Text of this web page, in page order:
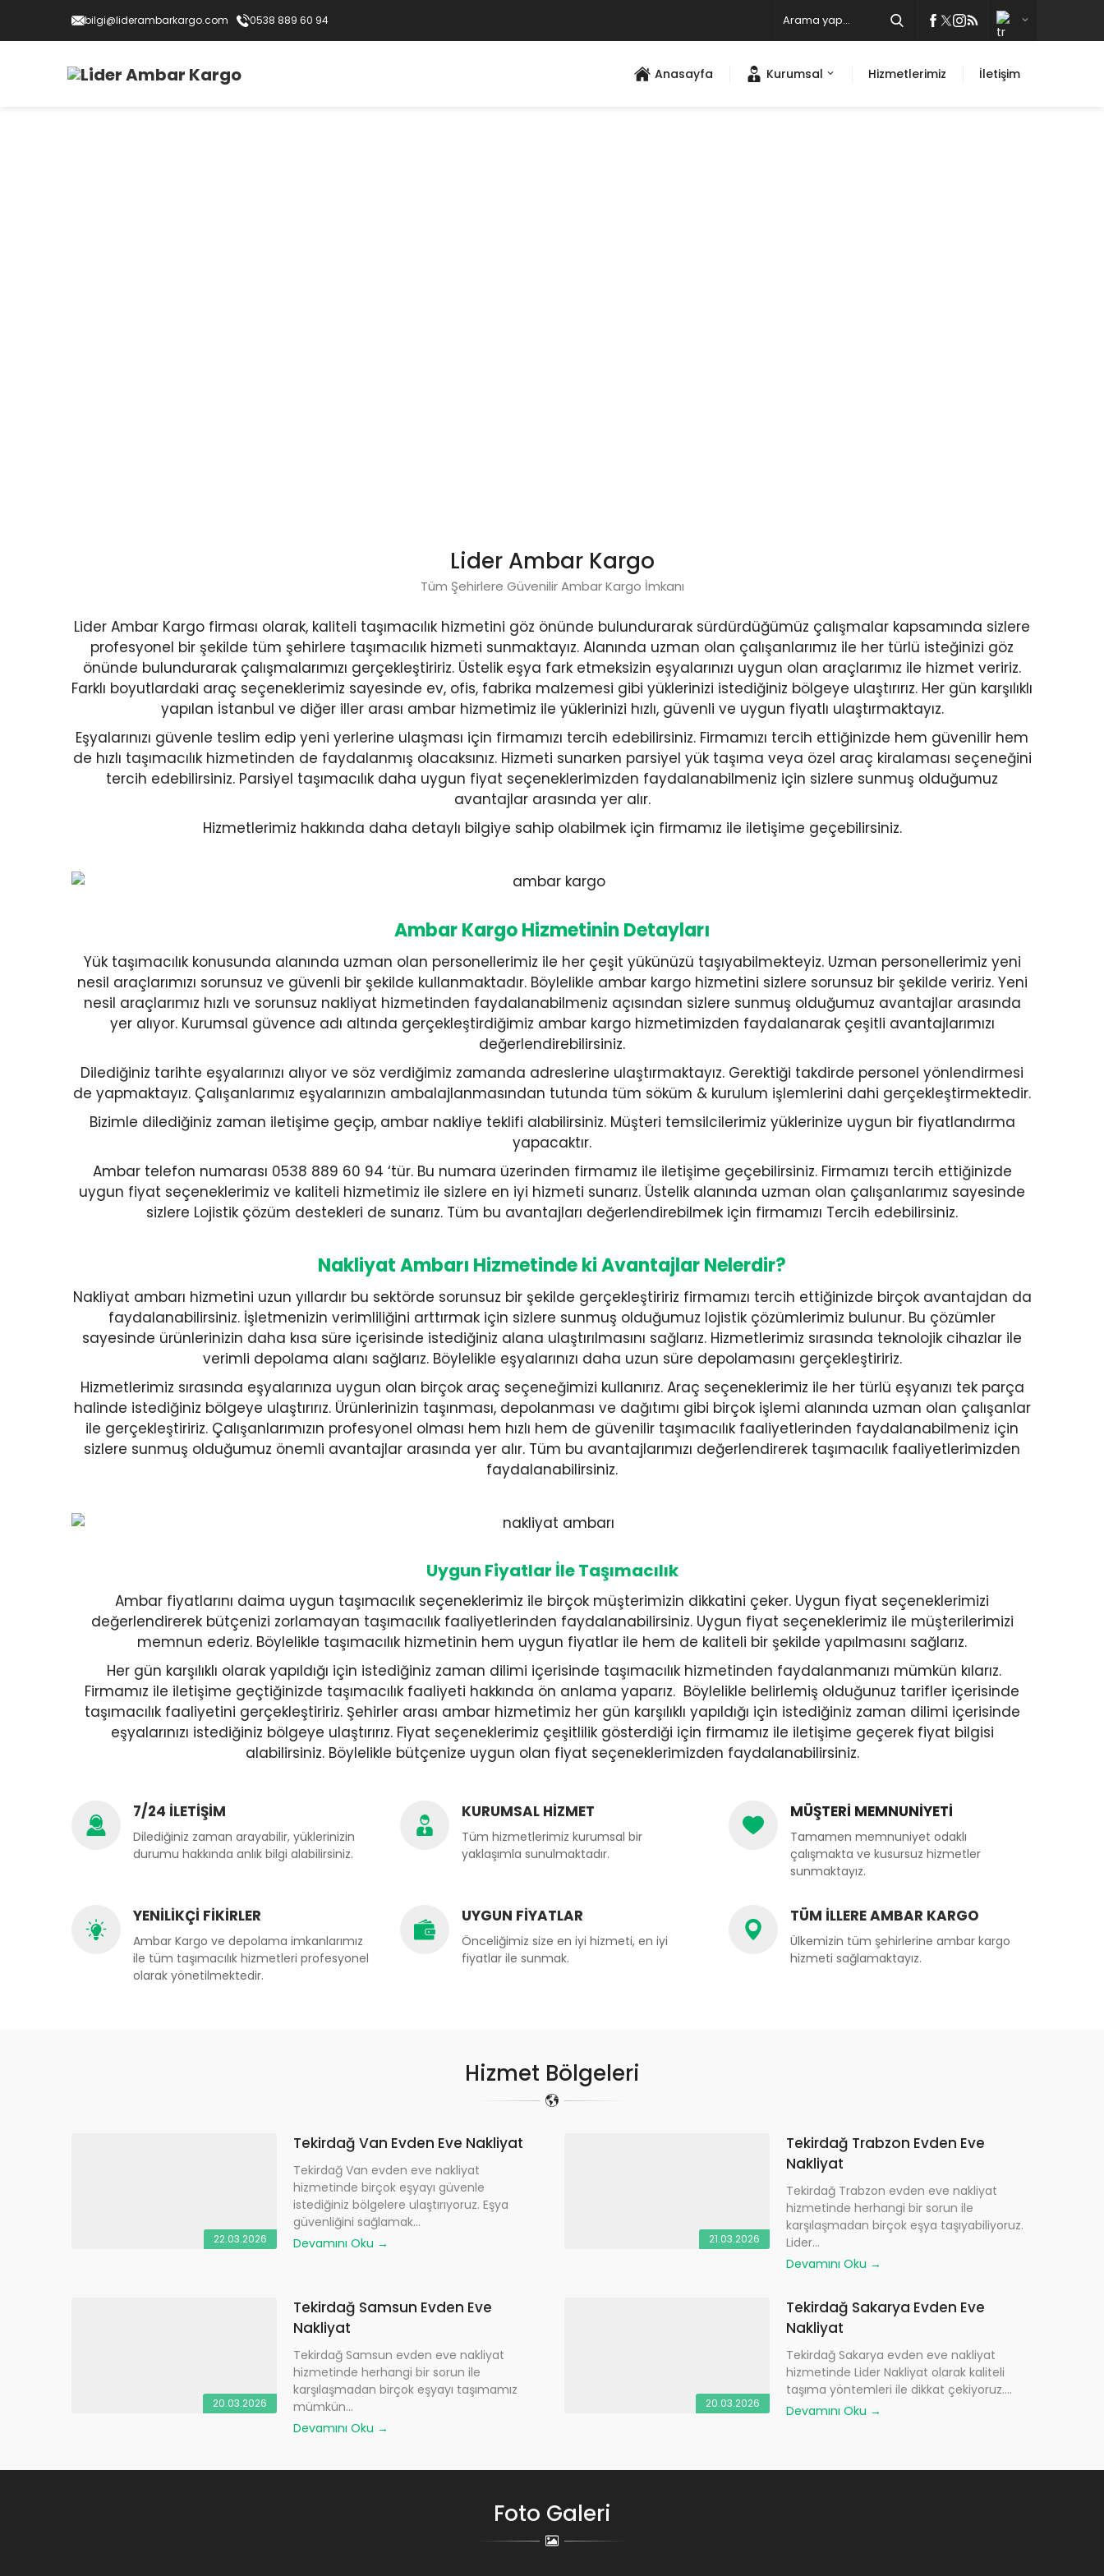
bilgi@liderambarkargo.com 0538 889 60 94
Anasayfa Kurumsal Hizmetlerimiz İletişim
Lider Ambar Kargo
Tüm Şehirlere Güvenilir Ambar Kargo İmkanı
Lider Ambar Kargo firması olarak, kaliteli taşımacılık hizmetini göz önünde bulundurarak sürdürdüğümüz çalışmalar kapsamında sizlere
profesyonel bir şekilde tüm şehirlere taşımacılık hizmeti sunmaktayız. Alanında uzman olan çalışanlarımız ile her türlü isteğinizi göz
önünde bulundurarak çalışmalarımızı gerçekleştiririz. Üstelik eşya fark etmeksizin eşyalarınızı uygun olan araçlarımız ile hizmet veririz.
Farklı boyutlardaki araç seçeneklerimiz sayesinde ev, ofis, fabrika malzemesi gibi yüklerinizi istediğiniz bölgeye ulaştırırız. Her gün karşılıklı
yapılan İstanbul ve diğer iller arası ambar hizmetimiz ile yüklerinizi hızlı, güvenli ve uygun fiyatlı ulaştırmaktayız.
Eşyalarınızı güvenle teslim edip yeni yerlerine ulaşması için firmamızı tercih edebilirsiniz. Firmamızı tercih ettiğinizde hem güvenilir hem
de hızlı taşımacılık hizmetinden de faydalanmış olacaksınız. Hizmeti sunarken parsiyel yük taşıma veya özel araç kiralaması seçeneğini
tercih edebilirsiniz. Parsiyel taşımacılık daha uygun fiyat seçeneklerimizden faydalanabilmeniz için sizlere sunmuş olduğumuz
avantajlar arasında yer alır.
Hizmetlerimiz hakkında daha detaylı bilgiye sahip olabilmek için firmamız ile iletişime geçebilirsiniz.
Ambar Kargo Hizmetinin Detayları
Yük taşımacılık konusunda alanında uzman olan personellerimiz ile her çeşit yükünüzü taşıyabilmekteyiz. Uzman personellerimiz yeni
nesil araçlarımızı sorunsuz ve güvenli bir şekilde kullanmaktadır. Böylelikle ambar kargo hizmetini sizlere sorunsuz bir şekilde veririz. Yeni
nesil araçlarımız hızlı ve sorunsuz nakliyat hizmetinden faydalanabilmeniz açısından sizlere sunmuş olduğumuz avantajlar arasında
yer alıyor. Kurumsal güvence adı altında gerçekleştirdiğimiz ambar kargo hizmetimizden faydalanarak çeşitli avantajlarımızı
değerlendirebilirsiniz.
Dilediğiniz tarihte eşyalarınızı alıyor ve söz verdiğimiz zamanda adreslerine ulaştırmaktayız. Gerektiği takdirde personel yönlendirmesi
de yapmaktayız. Çalışanlarımız eşyalarınızın ambalajlanmasından tutunda tüm söküm & kurulum işlemlerini dahi gerçekleştirmektedir.
Bizimle dilediğiniz zaman iletişime geçip, ambar nakliye teklifi alabilirsiniz. Müşteri temsilcilerimiz yüklerinize uygun bir fiyatlandırma
yapacaktır.
Ambar telefon numarası 0538 889 60 94 ‘tür. Bu numara üzerinden firmamız ile iletişime geçebilirsiniz. Firmamızı tercih ettiğinizde
uygun fiyat seçeneklerimiz ve kaliteli hizmetimiz ile sizlere en iyi hizmeti sunarız. Üstelik alanında uzman olan çalışanlarımız sayesinde
sizlere Lojistik çözüm destekleri de sunarız. Tüm bu avantajları değerlendirebilmek için firmamızı Tercih edebilirsiniz.
Nakliyat Ambarı Hizmetinde ki Avantajlar Nelerdir?
Nakliyat ambarı hizmetini uzun yıllardır bu sektörde sorunsuz bir şekilde gerçekleştiririz firmamızı tercih ettiğinizde birçok avantajdan da
faydalanabilirsiniz. İşletmenizin verimliliğini arttırmak için sizlere sunmuş olduğumuz lojistik çözümlerimiz bulunur. Bu çözümler
sayesinde ürünlerinizin daha kısa süre içerisinde istediğiniz alana ulaştırılmasını sağlarız. Hizmetlerimiz sırasında teknolojik cihazlar ile
verimli depolama alanı sağlarız. Böylelikle eşyalarınızı daha uzun süre depolamasını gerçekleştiririz.
Hizmetlerimiz sırasında eşyalarınıza uygun olan birçok araç seçeneğimizi kullanırız. Araç seçeneklerimiz ile her türlü eşyanızı tek parça
halinde istediğiniz bölgeye ulaştırırız. Ürünlerinizin taşınması, depolanması ve dağıtımı gibi birçok işlemi alanında uzman olan çalışanlar
ile gerçekleştiririz. Çalışanlarımızın profesyonel olması hem hızlı hem de güvenilir taşımacılık faaliyetlerinden faydalanabilmeniz için
sizlere sunmuş olduğumuz önemli avantajlar arasında yer alır. Tüm bu avantajlarımızı değerlendirerek taşımacılık faaliyetlerimizden
faydalanabilirsiniz.
Uygun Fiyatlar İle Taşımacılık
Ambar fiyatlarını daima uygun taşımacılık seçeneklerimiz ile birçok müşterimizin dikkatini çeker. Uygun fiyat seçeneklerimizi
değerlendirerek bütçenizi zorlamayan taşımacılık faaliyetlerinden faydalanabilirsiniz. Uygun fiyat seçeneklerimiz ile müşterilerimizi
memnun ederiz. Böylelikle taşımacılık hizmetinin hem uygun fiyatlar ile hem de kaliteli bir şekilde yapılmasını sağlarız.
Her gün karşılıklı olarak yapıldığı için istediğiniz zaman dilimi içerisinde taşımacılık hizmetinden faydalanmanızı mümkün kılarız.
Firmamız ile iletişime geçtiğinizde taşımacılık faaliyeti hakkında ön anlama yaparız. Böylelikle belirlemiş olduğunuz tarifler içerisinde
taşımacılık faaliyetini gerçekleştiririz. Şehirler arası ambar hizmetimiz her gün karşılıklı yapıldığı için istediğiniz zaman dilimi içerisinde
eşyalarınızı istediğiniz bölgeye ulaştırırız. Fiyat seçeneklerimiz çeşitlilik gösterdiği için firmamız ile iletişime geçerek fiyat bilgisi
alabilirsiniz. Böylelikle bütçenize uygun olan fiyat seçeneklerimizden faydalanabilirsiniz.
7/24 İLETİŞİM
Dilediğiniz zaman arayabilir, yüklerinizin
durumu hakkında anlık bilgi alabilirsiniz.
KURUMSAL HİZMET
Tüm hizmetlerimiz kurumsal bir
yaklaşımla sunulmaktadır.
MÜŞTERİ MEMNUNİYETİ
Tamamen memnuniyet odaklı
çalışmakta ve kusursuz hizmetler
sunmaktayız.
YENİLİKÇİ FİKİRLER
Ambar Kargo ve depolama imkanlarımız
ile tüm taşımacılık hizmetleri profesyonel
olarak yönetilmektedir.
UYGUN FİYATLAR
Önceliğimiz size en iyi hizmeti, en iyi
fiyatlar ile sunmak.
TÜM İLLERE AMBAR KARGO
Ülkemizin tüm şehirlerine ambar kargo
hizmeti sağlamaktayız.
Hizmet Bölgeleri
22.03.2026
Tekirdağ Van Evden Eve Nakliyat
Tekirdağ Van evden eve nakliyat
hizmetinde birçok eşyayı güvenle
istediğiniz bölgelere ulaştırıyoruz. Eşya
güvenliğini sağlamak...
Devamını Oku →
21.03.2026
Tekirdağ Trabzon Evden Eve
Nakliyat
Tekirdağ Trabzon evden eve nakliyat
hizmetinde herhangi bir sorun ile
karşılaşmadan birçok eşya taşıyabiliyoruz.
Lider...
Devamını Oku →
20.03.2026
Tekirdağ Samsun Evden Eve
Nakliyat
Tekirdağ Samsun evden eve nakliyat
hizmetinde herhangi bir sorun ile
karşılaşmadan birçok eşyayı taşımamız
mümkün...
Devamını Oku →
20.03.2026
Tekirdağ Sakarya Evden Eve
Nakliyat
Tekirdağ Sakarya evden eve nakliyat
hizmetinde Lider Nakliyat olarak kaliteli
taşıma yöntemleri ile dikkat çekiyoruz....
Devamını Oku →
Foto Galeri